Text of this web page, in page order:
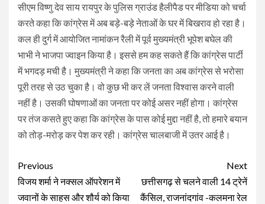
सीएम विष्णु देव साय रायपुर के पुलिस ग्राउंड हैलीपैड पर मीडिया को चर्चा
करते कहा कि कांग्रेस में अब बड़े-बड़े नेताओं के घर में बिखराव हो रहा है।
कल ही दुर्ग में आयोजित नामांकन रैली में पूर्व मुख्यमंत्री भूपेश बघेल की
भाभी ने भाजपा ज्वाइन किया है। इससे हम कह सकते हैं कि कांग्रेस पार्टी
में भगदड़ मची है। मुख्यमंत्री ने कहा कि जनता का अब कांग्रेस से भरोसा
पूरी तरह से उठ चुका है। वो कुछ भी कर लें जनता विश्वास करने वाली
नहीं है। उसकी घोषणाओं का जनता पर कोई असर नहीं होगा। कांग्रेस
पर तंज कसते हुए कहा कि कांग्रेस के पास कोई मुद्दा नहीं है, तो हमारे बयान
को तोड़-मरोड़ कर पेश कर रही। कांग्रेस चालबाजी में उतर आई है।
Continue
Reading
Previous
विजय शर्मा ने नक्सल ऑपरेशन में
जवानों के साहस और शौर्य को किया
Next
छत्तीसगढ़ से चलने वाली 14 ट्रेनें
कैंसिल, राजनांदगांव -कलमना रेल